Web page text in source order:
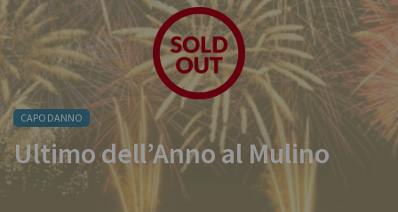
CAPODANNO
Ultimo dell’Anno al Mulino